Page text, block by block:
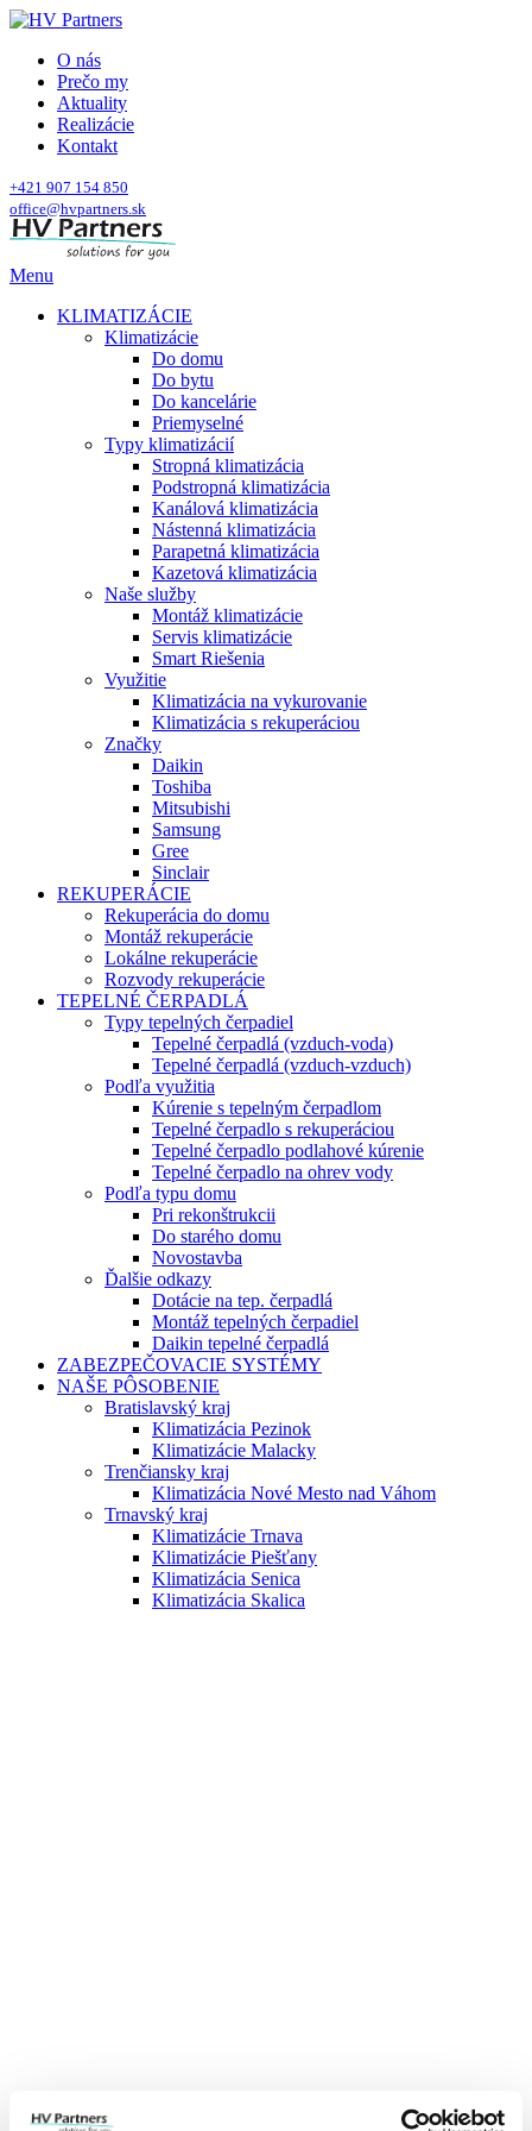
O nás
Prečo my
Aktuality
Realizácie
Kontakt
+421 907 154 850
office@hvpartners.sk
Menu
KLIMATIZÁCIE
Klimatizácie
Do domu
Do bytu
Do kancelárie
Priemyselné
Typy klimatizácií
Stropná klimatizácia
Podstropná klimatizácia
Kanálová klimatizácia
Nástenná klimatizácia
Parapetná klimatizácia
Kazetová klimatizácia
Naše služby
Montáž klimatizácie
Servis klimatizácie
Smart Riešenia
Využitie
Klimatizácia na vykurovanie
Klimatizácia s rekuperáciou
Značky
Daikin
Toshiba
Mitsubishi
Samsung
Gree
Sinclair
REKUPERÁCIE
Rekuperácia do domu
Montáž rekuperácie
Lokálne rekuperácie
Rozvody rekuperácie
TEPELNÉ ČERPADLÁ
Typy tepelných čerpadiel
Tepelné čerpadlá (vzduch-voda)
Tepelné čerpadlá (vzduch-vzduch)
Podľa využitia
Kúrenie s tepelným čerpadlom
Tepelné čerpadlo s rekuperáciou
Tepelné čerpadlo podlahové kúrenie
Tepelné čerpadlo na ohrev vody
Podľa typu domu
Pri rekonštrukcii
Do starého domu
Novostavba
Ďalšie odkazy
Dotácie na tep. čerpadlá
Montáž tepelných čerpadiel
Daikin tepelné čerpadlá
ZABEZPEČOVACIE SYSTÉMY
NAŠE PÔSOBENIE
Bratislavský kraj
Klimatizácia Pezinok
Klimatizácie Malacky
Trenčiansky kraj
Klimatizácia Nové Mesto nad Váhom
Trnavský kraj
Klimatizácie Trnava
Klimatizácie Piešťany
Klimatizácia Senica
Klimatizácia Skalica